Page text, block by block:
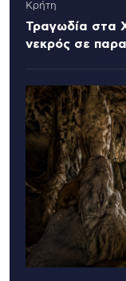
Κρήτη
Τραγωδία στα
νεκρός σε